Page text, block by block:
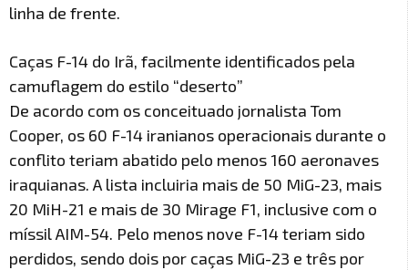
linha de frente.
Caças F-14 do Irã, facilmente identificados pela
camuflagem do estilo “deserto”
De acordo com os conceituado jornalista Tom
Cooper, os 60 F-14 iranianos operacionais durante o
conflito teriam abatido pelo menos 160 aeronaves
iraquianas. A lista incluiria mais de 50 MiG-23, mais
20 MiH-21 e mais de 30 Mirage F1, inclusive com o
míssil AIM-54. Pelo menos nove F-14 teriam sido
perdidos, sendo dois por caças MiG-23 e três por